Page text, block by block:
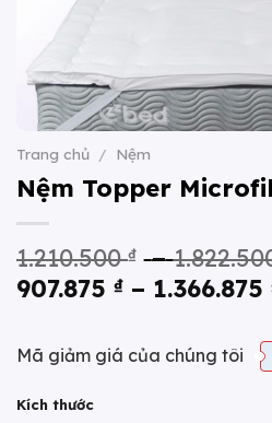
Trang chủ / Nệm
Nệm Topper
1.210.500₫ –
907.875 ₫ – 1.366.875
Mã giảm giá của chúng tôi
Kích thước